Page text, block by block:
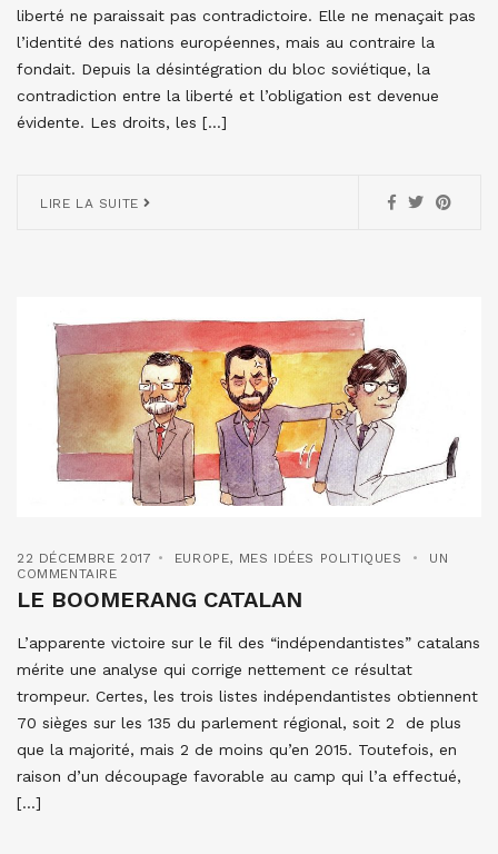
liberté ne paraissait pas contradictoire. Elle ne menaçait pas
l’identité des nations européennes, mais au contraire la
fondait. Depuis la désintégration du bloc soviétique, la
contradiction entre la liberté et l’obligation est devenue
évidente. Les droits, les […]
LIRE LA SUITE
22 DÉCEMBRE 2017 EUROPE, MES IDÉES POLITIQUES
UN
COMMENTAIRE
LE BOOMERANG CATALAN
L’apparente victoire sur le fil des “indépendantistes” catalans
mérite une analyse qui corrige nettement ce résultat
trompeur. Certes, les trois listes indépendantistes obtiennent
70 sièges sur les 135 du parlement régional, soit 2 de plus
que la majorité, mais 2 de moins qu’en 2015. Toutefois, en
raison d’un découpage favorable au camp qui l’a effectué,
[…]